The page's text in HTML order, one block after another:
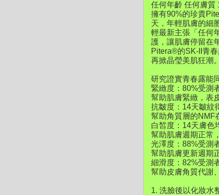
任何年齡 任何膚質
擁有90%的珍貴
天，年輕肌膚的細
輕最新主張「任何
護，讓肌膚停留在
Pitera®的SK-II青
再掀晶瑩美肌狂潮
研究證實青春露能
緊緻度：80%受測
幫助肌膚緊緻，表
抗皺度：14天皺紋
幫助角質層的NMF
白皙度：14天膚色
幫助肌膚週期正常
光澤度：88%受測
幫助肌膚更新週期
細滑度：82%受測
幫助皮膚角質代謝
1. 洗臉後以化妝水